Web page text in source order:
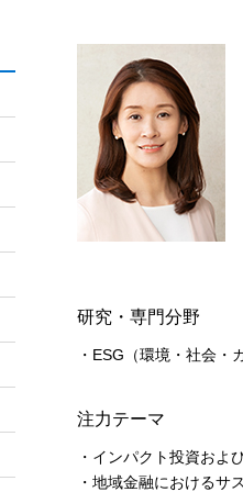
研究・専門分野
・ESG（環境・社会・
注力テーマ
・インパクト投資およ
・地域金融におけるサ